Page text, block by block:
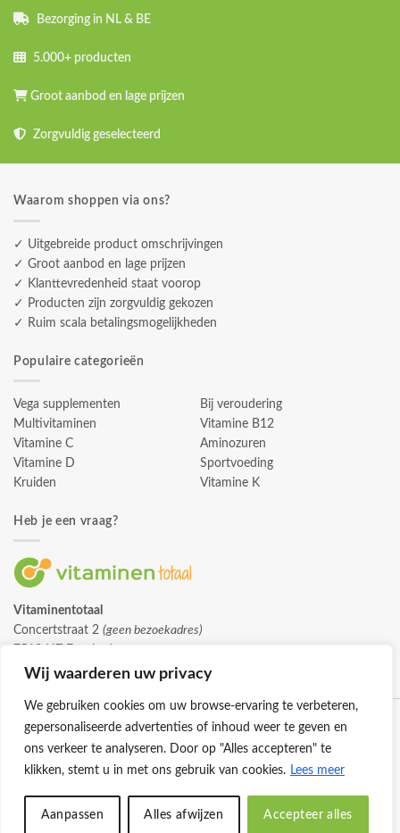
Wij waarderen uw privacy
We gebruiken cookies om uw browse-ervaring te verbeteren,
gepersonaliseerde advertenties of inhoud weer te geven en
ons verkeer te analyseren. Door op "Alles accepteren" te
klikken, stemt u in met ons gebruik van cookies. Lees meer
Aanpassen Alles afwijzen Accepteer alles
Bezorging in NL & BE
5.000+ producten
Groot aanbod en lage prijzen
Zorgvuldig geselecteerd
Waarom shoppen via ons?
✓ Uitgebreide product omschrijvingen
✓ Groot aanbod en lage prijzen
✓ Klanttevredenheid staat voorop
✓ Producten zijn zorgvuldig gekozen
✓ Ruim scala betalingsmogelijkheden
Populaire categorieën
Vega supplementen
Multivitaminen
Vitamine C
Vitamine D
Kruiden
Bij veroudering
Vitamine B12
Aminozuren
Sportvoeding
Vitamine K
Heb je een vraag?
Vitaminentotaal
Concertstraat 2 (geen bezoekadres)
info@vitaminentotaal.nl